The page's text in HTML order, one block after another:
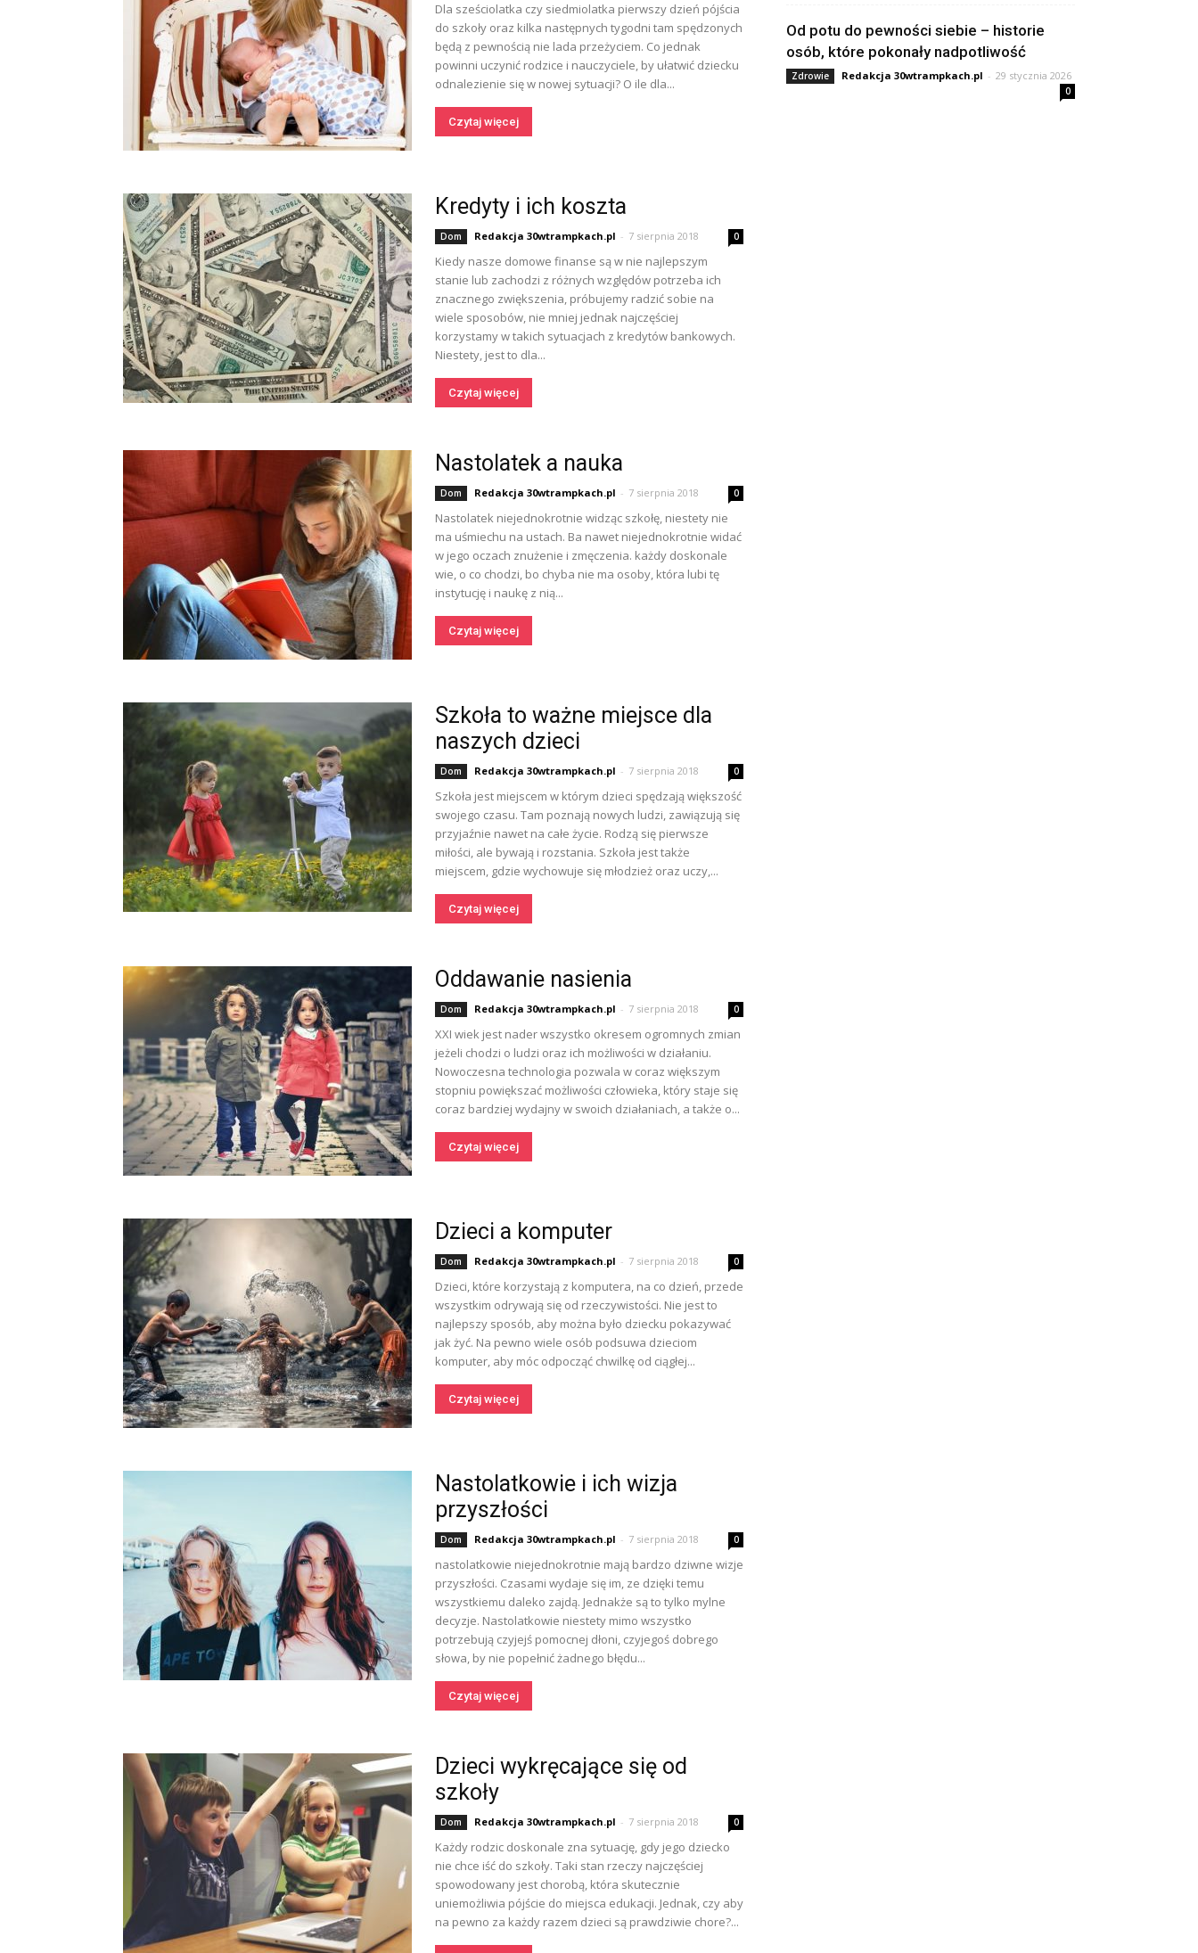
Dla sześciolatka czy siedmiolatka pierwszy dzień pójścia
do szkoły oraz kilka następnych tygodni tam spędzonych
będą z pewnością nie lada przeżyciem. Co jednak
powinni uczynić rodzice i nauczyciele, by ułatwić dziecku
odnalezienie się w nowej sytuacji? O ile dla...
Czytaj więcej
Kredyty i ich koszta
Dom Redakcja 30wtrampkach.pl - 7 sierpnia 2018 0
Kiedy nasze domowe finanse są w nie najlepszym
stanie lub zachodzi z różnych względów potrzeba ich
znacznego zwiększenia, próbujemy radzić sobie na
wiele sposobów, nie mniej jednak najczęściej
korzystamy w takich sytuacjach z kredytów bankowych.
Niestety, jest to dla...
Czytaj więcej
Nastolatek a nauka
Dom Redakcja 30wtrampkach.pl - 7 sierpnia 2018 0
Nastolatek niejednokrotnie widząc szkołę, niestety nie
ma uśmiechu na ustach. Ba nawet niejednokrotnie widać
w jego oczach znużenie i zmęczenia. każdy doskonale
wie, o co chodzi, bo chyba nie ma osoby, która lubi tę
instytucję i naukę z nią...
Czytaj więcej
Szkoła to ważne miejsce dla
naszych dzieci
Dom Redakcja 30wtrampkach.pl - 7 sierpnia 2018 0
Szkoła jest miejscem w którym dzieci spędzają większość
swojego czasu. Tam poznają nowych ludzi, zawiązują się
przyjaźnie nawet na całe życie. Rodzą się pierwsze
miłości, ale bywają i rozstania. Szkoła jest także
miejscem, gdzie wychowuje się młodzież oraz uczy,...
Czytaj więcej
Oddawanie nasienia
Dom Redakcja 30wtrampkach.pl - 7 sierpnia 2018 0
XXI wiek jest nader wszystko okresem ogromnych zmian
jeżeli chodzi o ludzi oraz ich możliwości w działaniu.
Nowoczesna technologia pozwala w coraz większym
stopniu powiększać możliwości człowieka, który staje się
coraz bardziej wydajny w swoich działaniach, a także o...
Czytaj więcej
Dzieci a komputer
Dom Redakcja 30wtrampkach.pl - 7 sierpnia 2018 0
Dzieci, które korzystają z komputera, na co dzień, przede
wszystkim odrywają się od rzeczywistości. Nie jest to
najlepszy sposób, aby można było dziecku pokazywać
jak żyć. Na pewno wiele osób podsuwa dzieciom
komputer, aby móc odpocząć chwilkę od ciągłej...
Czytaj więcej
Nastolatkowie i ich wizja
przyszłości
Dom Redakcja 30wtrampkach.pl - 7 sierpnia 2018 0
nastolatkowie niejednokrotnie mają bardzo dziwne wizje
przyszłości. Czasami wydaje się im, ze dzięki temu
wszystkiemu daleko zajdą. Jednakże są to tylko mylne
decyzje. Nastolatkowie niestety mimo wszystko
potrzebują czyjejś pomocnej dłoni, czyjegoś dobrego
słowa, by nie popełnić żadnego błędu...
Czytaj więcej
Dzieci wykręcające się od
szkoły
Dom Redakcja 30wtrampkach.pl - 7 sierpnia 2018 0
Każdy rodzic doskonale zna sytuację, gdy jego dziecko
nie chce iść do szkoły. Taki stan rzeczy najczęściej
spowodowany jest chorobą, która skutecznie
uniemożliwia pójście do miejsca edukacji. Jednak, czy aby
na pewno za każdy razem dzieci są prawdziwie chore?...
Od potu do pewności siebie – historie
osób, które pokonały nadpotliwość
Zdrowie Redakcja 30wtrampkach.pl - 29 stycznia 2026
0